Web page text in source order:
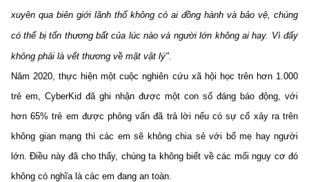
Cơ quan chủ quản: Bộ Khoa học và Công nghệ (MST)
Chịu trách nhiệm nội dung: Nguyễn Thị Hải Hằng
Liên hệ
Địa chỉ: Ban Biên tập Cổng TTĐT - 18 Nguyễn Du, TP. Hà Nội
Điện thoại: 024 3936 9506
©2026 Bản quyền thuộc Bộ Khoa Học và Công Nghệ
(Ghi rõ nguồn "https://mst.gov.vn" khi phát hành lại thông tin từ
website này)
xuyên qua biên giới lãnh thổ không có ai đồng hành và bảo vệ, chúng
có thể bị tổn thương bất của lúc nào và người lớn không ai hay. Vì đấy
không phải là vết thương về mặt vật lý".
Năm 2020, thực hiện một cuộc nghiên cứu xã hội học trên hơn 1.000
trẻ em, CyberKid đã ghi nhận được một con số đáng báo động, với
hơn 65% trẻ em được phỏng vấn đã trả lời nếu có sự cố xảy ra trên
không gian mạng thì các em sẽ không chia sẻ với bố mẹ hay người
lớn. Điều này đã cho thấy, chúng ta không biết về các mối nguy cơ đó
không có nghĩa là các em đang an toàn.